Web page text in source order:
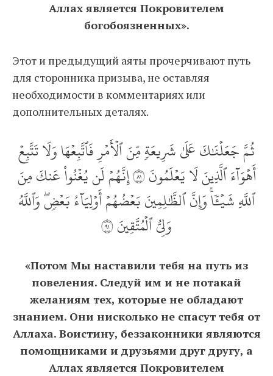
Аллах является Покровителем
богобоязненных».
Этот и предыдущий аяты прочерчивают путь
для сторонника призыва, не оставляя
необходимости в комментариях или
дополнительных деталях.
ثُمَّ جَعَلۡنَٰكَ عَلَىٰ شَرِيعَةٖ مِّنَ ٱلۡأَمۡرِ فَٱتَّبِعۡهَا وَلَا تَتَّبِعۡ
أَهۡوَآءَ ٱلَّذِينَ لَا يَعۡلَمُونَ ١٨ إِنَّهُمۡ لَن يُغۡنُواْ عَنكَ مِنَ
ٱللَّهِ شَيۡ‍ٔٗاۚ وَإِنَّ ٱلظَّٰلِمِينَ بَعۡضُهُمۡ أَوۡلِيَآءُ بَعۡضٖۖ وَٱللَّهُ
وَلِيُّ ٱلۡمُتَّقِينَ ١٩
«Потом Мы наставили тебя на путь из
повеления. Следуй им и не потакай
желаниям тех, которые не обладают
знанием. Они нисколько не спасут тебя от
Аллаха. Воистину, беззаконники являются
помощниками и друзьями друг другу, а
Аллах является Покровителем